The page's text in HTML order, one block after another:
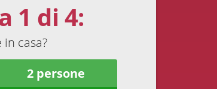
1 di 4:
casa?
2 persone